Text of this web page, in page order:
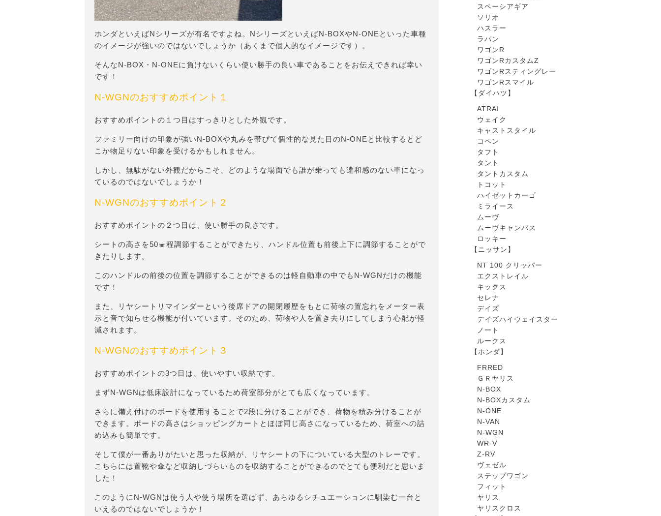
ホンダといえばNシリーズが有名ですよね。NシリーズといえばN-BOXやN-ONEといった車種
のイメージが強いのではないでしょうか（あくまで個人的なイメージです）。
そんなN-BOX・N-ONEに負けないくらい使い勝手の良い車であることをお伝えできれば幸い
です！
N-WGNのおすすめポイント１
おすすめポイントの１つ目はすっきりとした外観です。
ファミリー向けの印象が強いN-BOXや丸みを帯びて個性的な見た目のN-ONEと比較するとど
こか物足りない印象を受けるかもしれません。
しかし、無駄がない外観だからこそ、どのような場面でも誰が乗っても違和感のない車になっ
ているのではないでしょうか！
N-WGNのおすすめポイント２
おすすめポイントの２つ目は、使い勝手の良さです。
シートの高さを50㎜程調節することができたり、ハンドル位置も前後上下に調節することがで
きたりします。
このハンドルの前後の位置を調節することができるのは軽自動車の中でもN-WGNだけの機能
です！
また、リヤシートリマインダーという後席ドアの開閉履歴をもとに荷物の置忘れをメーター表
示と音で知らせる機能が付いています。そのため、荷物や人を置き去りにしてしまう心配が軽
減されます。
N-WGNのおすすめポイント３
おすすめポイントの3つ目は、使いやすい収納です。
まずN-WGNは低床設計になっているため荷室部分がとても広くなっています。
さらに備え付けのボードを使用することで2段に分けることができ、荷物を積み分けることが
できます。ボードの高さはショッピングカートとほぼ同じ高さになっているため、荷室への詰
め込みも簡単です。
そして僕が一番ありがたいと思った収納が、リヤシートの下についている大型のトレーです。
こちらには置靴や傘など収納しづらいものを収納することができるのでとても便利だと思いま
した！
このようにN-WGNは使う人や使う場所を選ばず、あらゆるシチュエーションに馴染む一台と
いえるのではないでしょうか！
スペーシアギア
ソリオ
ハスラー
ラパン
ワゴンR
ワゴンRカスタムZ
ワゴンRスティングレー
ワゴンRスマイル
【ダイハツ】
ATRAI
ウェイク
キャストスタイル
コペン
タフト
タント
タントカスタム
トコット
ハイゼットカーゴ
ミライース
ムーヴ
ムーヴキャンバス
ロッキー
【ニッサン】
NT 100 クリッパー
エクストレイル
キックス
セレナ
デイズ
デイズハイウェイスター
ノート
ルークス
【ホンダ】
FRRED
ＧＲヤリス
N-BOX
N-BOXカスタム
N-ONE
N-VAN
N-WGN
WR-V
Z-RV
ヴェゼル
ステップワゴン
フィット
ヤリス
ヤリスクロス